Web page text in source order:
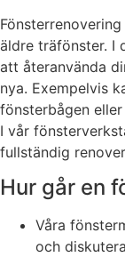
äldre träfönster. I
att återanvända
nya. Exempelvis
fönsterbågen
I vår
fullständig
Hur går en
Våra
och